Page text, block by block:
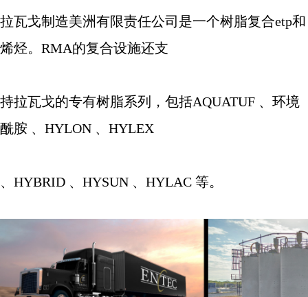
拉瓦戈制造美洲有限责任公司是一个树脂复合etp和
烯烃。 RMA的复合设施还支
持拉瓦戈的专有树脂系列，包括AQUATUF 、环境
酰胺 、 HYLON 、 HYLEX
、 HYBRID 、 HYSUN 、 HYLAC 等。